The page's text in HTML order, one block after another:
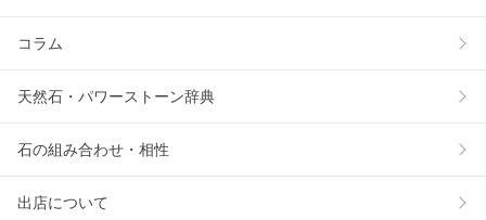
コラム
天然石・パワーストーン辞典
石の組み合わせ・相性
出店について